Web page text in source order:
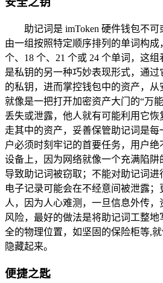
助记词是 imToken 硬件钱包不
由一组按照特定顺序排列的单词构成
个、18 个、21 个或 24 个单词，这
是私钥的另一种巧妙表现形式，通
的私钥，进而掌控钱包中的资产，从
就像是一把打开加密资产大门的“万
丢失或泄露，他人就有可能利用它
走其中的资产，妥善保管助记词是每
户必须时刻牢记的首要任务，用户绝
设备上，因为网络就像一个充满陷
导致助记词被窃取；不能对助记词
电子记录可能会在不经意间被泄露
人，因为人心难测，一旦信息外传
风险，最好的做法是将助记词工整
全的物理位置，如坚固的保险柜等,
隐藏起来。
便捷之匙